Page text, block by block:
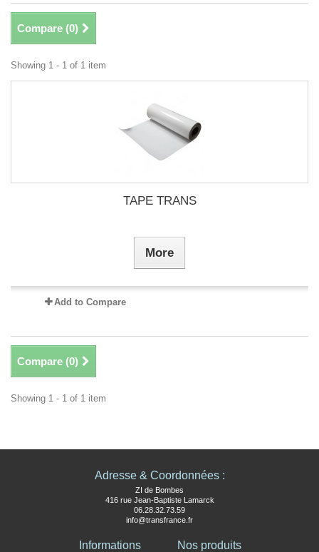
Compare (0)
Showing 1 - 1 of 1 item
TAPE TRANS
More
Add to Compare
Compare (0)
Showing 1 - 1 of 1 item
Adresse & Coordonnées :
ZI de Bombes
416 rue Jean-Baptiste Lamarck
06.28.32.73.59
info@transfrance.fr
Informations Nos produits